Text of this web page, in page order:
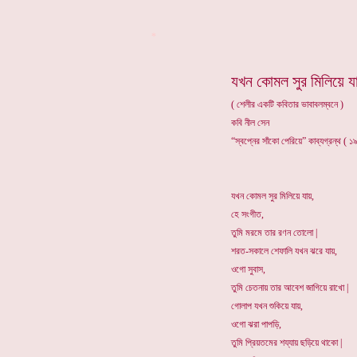
যখন কোমল সুর মিলিয়ে
( শেলীর একটি কবিতার ভাবাবলম্বনে )
কবি নীল সেন
“স্বপ্নের সাঁকো পেরিয়ে” কাব্যগ্রন্থ (
যখন কোমল সুর মিলিয়ে যায়,
হে সংগীত,
তুমি মরমে তার রণন তোলো |
শরত-সকালে শেফালি যখন ঝরে যায়,
ওগো সুবাস,
তুমি চেতনায় তার আবেশ জাগিয়ে রাখো |
গোলাপ যখন শুকিয়ে যায়,
ওগো ঝরা পাপড়ি,
তুমি প্রিয়তমের শয্যায় ছড়িয়ে থাকো |